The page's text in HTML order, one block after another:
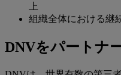
上
組織全体における継
DNVをパートナ